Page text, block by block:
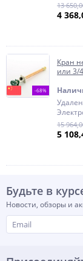
13
4
-68%
Кран
или 3/
15
5
Будьте в
Новости, обзоры и